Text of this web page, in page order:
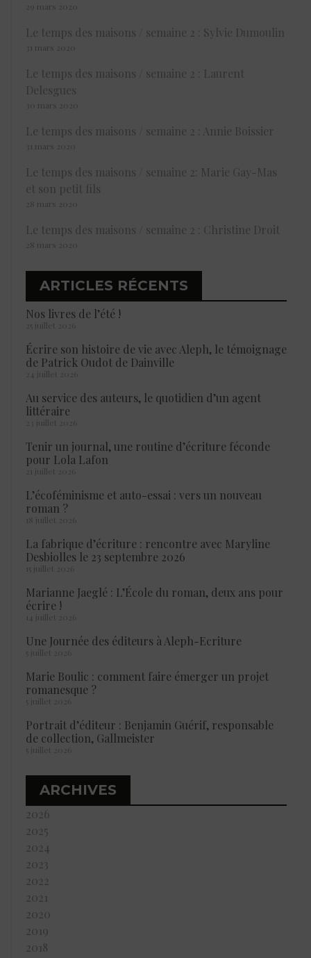
29 mars 2020
Le temps des maisons / semaine 2 : Sylvie Dumoulin
31 mars 2020
Le temps des maisons / semaine 2 : Laurent
Delesgues
30 mars 2020
Le temps des maisons / semaine 2 : Annie Boissier
31 mars 2020
Le temps des maisons / semaine 2: Marie Gay-Mas
et son petit fils
28 mars 2020
Le temps des maisons / semaine 2 : Christine Droit
28 mars 2020
ARTICLES RÉCENTS
Nos livres de l’été !
25 juillet 2026
Écrire son histoire de vie avec Aleph, le témoignage
de Patrick Oudot de Dainville
24 juillet 2026
Au service des auteurs, le quotidien d’un agent
littéraire
23 juillet 2026
Tenir un journal, une routine d’écriture féconde
pour Lola Lafon
21 juillet 2026
L’écoféminisme et auto-essai : vers un nouveau
roman ?
18 juillet 2026
La fabrique d’écriture : rencontre avec Maryline
Desbiolles le 23 septembre 2026
15 juillet 2026
Marianne Jaeglé : L’École du roman, deux ans pour
écrire !
14 juillet 2026
Une Journée des éditeurs à Aleph-Ecriture
5 juillet 2026
Marie Boulic : comment faire émerger un projet
romanesque ?
5 juillet 2026
Portrait d’éditeur : Benjamin Guérif, responsable
de collection, Gallmeister
5 juillet 2026
ARCHIVES
2026
2025
2024
2023
2022
2021
2020
2019
2018